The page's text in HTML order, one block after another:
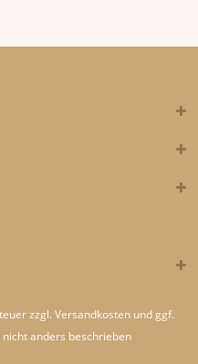
zzgl. Versandkosten und ggf.
anders beschrieben